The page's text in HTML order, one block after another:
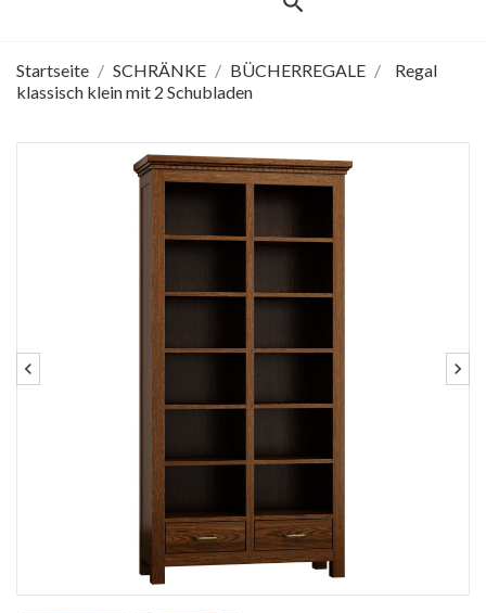
Startseite SCHRÄNKE BÜCHERREGALE
Regal
klassisch klein mit 2 Schubladen